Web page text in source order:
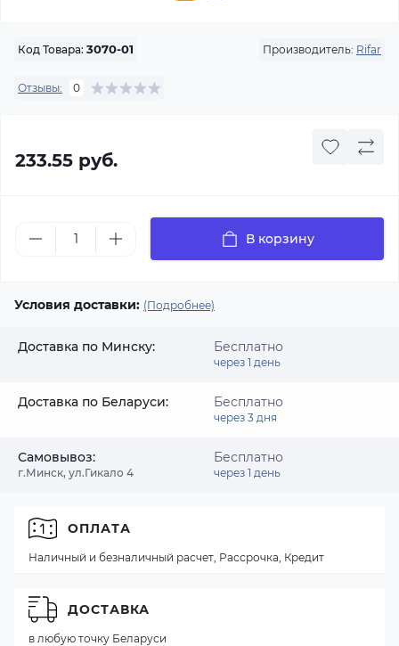
Код Товара: 3070-01 Производитель: Rifar
Отзывы: 0
233.55 руб.
В корзину
Условия доставки: (Подробнее)
Доставка по Минску: Бесплатно
через 1 день
Доставка по Беларуси: Бесплатно
через 3 дня
Самовывоз:
г.Минск, ул.Гикало 4
Бесплатно
через 1 день
ОПЛАТА
Наличный и безналичный расчет, Рассрочка, Кредит
ДОСТАВКА
в любую точку Беларуси